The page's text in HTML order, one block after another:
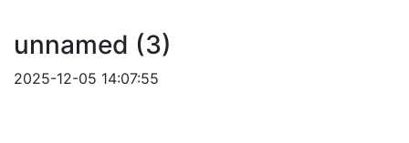
unnamed (3)
2025-12-05 14:07:55